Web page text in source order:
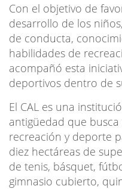
Con el objetivo de
desarrollo de los
de conducta,
habilidades de
acompañó esta
deportivos dentro de
El CAL es una
antigüedad que
recreación y deporte
diez hectáreas de
de tenis, básquet,
gimnasio cubierto,